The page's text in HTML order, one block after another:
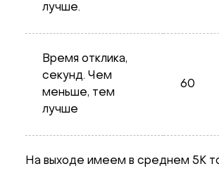
лучше.
Время отклика,
секунд. Чем
меньше, тем
лучше
60
На выходе имеем в среднем 5K